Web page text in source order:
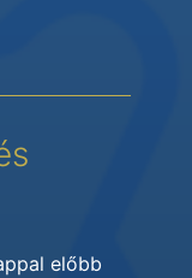
előbb